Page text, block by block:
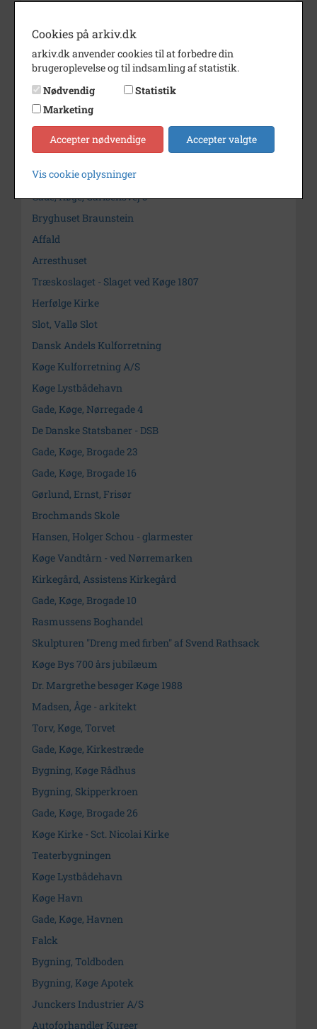
Køge Rishøj Håndboldklub
Engell, Kjeld
Torvedage
Køge Kirke - Sct. Nicolai Kirke
Åhavnen
Åbassinets Venner
Køge Havn
Gade, Køge, Havnemolen
Køge Station
Gade, Køge, Carlsensvej 5
Bryghuset Braunstein
Affald
Arresthuset
Træskoslaget - Slaget ved Køge 1807
Herfølge Kirke
Slot, Vallø Slot
Dansk Andels Kulforretning
Køge Kulforretning A/S
Køge Lystbådehavn
Gade, Køge, Nørregade 4
De Danske Statsbaner - DSB
Gade, Køge, Brogade 23
Gade, Køge, Brogade 16
Gørlund, Ernst, Frisør
Brochmands Skole
Hansen, Holger Schou - glarmester
Køge Vandtårn - ved Nørremarken
Kirkegård, Assistens Kirkegård
Gade, Køge, Brogade 10
Rasmussens Boghandel
Skulpturen "Dreng med firben" af Svend Rathsack
Køge Bys 700 års jubilæum
Dr. Margrethe besøger Køge 1988
Madsen, Åge - arkitekt
Torv, Køge, Torvet
Gade, Køge, Kirkestræde
Bygning, Køge Rådhus
Bygning, Skipperkroen
Gade, Køge, Brogade 26
Køge Kirke - Sct. Nicolai Kirke
Teaterbygningen
Køge Lystbådehavn
Køge Havn
Gade, Køge, Havnen
Falck
Bygning, Toldboden
Bygning, Køge Apotek
Junckers Industrier A/S
Autoforhandler Kureer
Cookies på arkiv.dk
arkiv.dk anvender cookies til at forbedre din
brugeroplevelse og til indsamling af statistik.
Nødvendig
Statistik
Marketing
Accepter nødvendige Accepter valgte
Vis cookie oplysninger